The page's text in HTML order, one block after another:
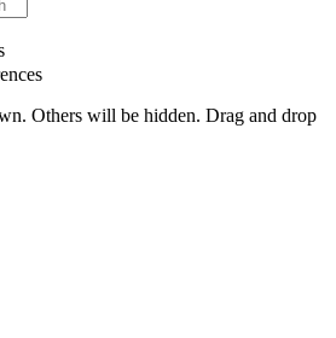
Others will be hidden. Drag and drop